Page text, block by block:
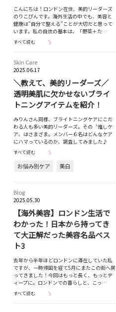
こんにちは！ロンドン在住、美的リーダーズ
のりこぴんです。海外生活の中でも、美容と
健康は"自分で整える”ことが大切だと思って
います。私の自炊の基本は、「野菜＋た…
すべて読む
Skin Care
2025.06.17
＼教えて、美的リーダーズ／
透明美肌に欠かせないブライ
トニングアイテムを紹介！
みりんさん同様、ブライトニングケアにこだ
わる人も多い美的リーダーズ。その〝推しケ
ア〟はさまざま。メンバー６名はどんなケア
にハマっているのか、調査してみました♪
すべて読む
お悩み別ケア 美白
Blog
2025.05.30
【海外美容】ロンドン生活で
わかった！日本から持ってき
て大正解だった美容名品ベス
ト3
去年から半年ほどロンドンに滞在していた私
ですが、一時帰国を経て5月にまたこの街へ戻
ってきました！今回はもっと長く、もっとデ
ィープに。ロンドンでの暮らしと、こっ…
すべて読む